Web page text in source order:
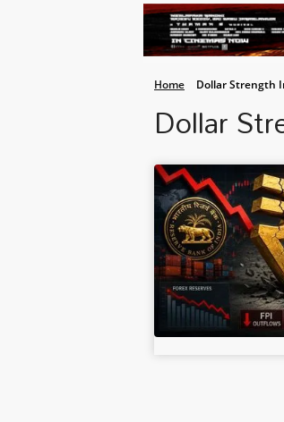
Home Dollar Strength
Dollar